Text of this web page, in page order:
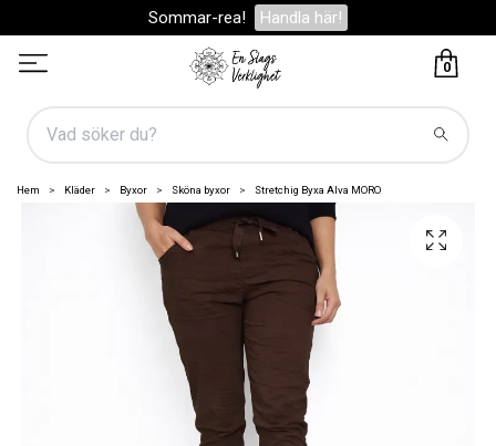
Sommar-rea! Handla här!
0
Hem Kläder Byxor Sköna byxor Stretchig Byxa Alva MORO